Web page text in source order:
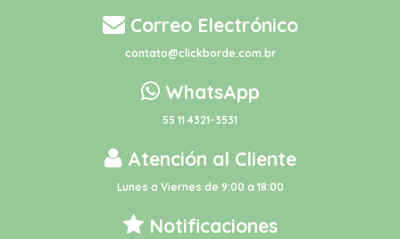
Correo Electrónico
contato@clickborde.com.br
WhatsApp
55 11 4321-3531
Atención al Cliente
Lunes a Viernes de 9:00 a 18:00
Notificaciones